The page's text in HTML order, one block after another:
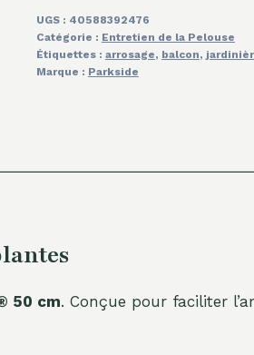
UGS : 40588392476
Catégorie : Entretien de la Pelouse
Étiquettes : arrosage, balcon,
Marque : Parkside
50 cm. Conçue pour faciliter